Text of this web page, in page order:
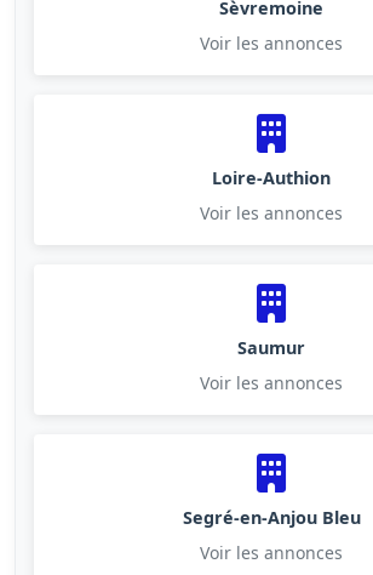
Sèvremoine
Voir les annonces
Loire-Authion
Voir les annonces
Saumur
Voir les annonces
Segré-en-Anjou Bleu
Voir les annonces